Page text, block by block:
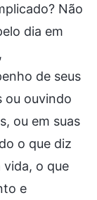
Não
dia em
de seus
ou ouvindo
ou em suas
o que diz
vida, o que
e